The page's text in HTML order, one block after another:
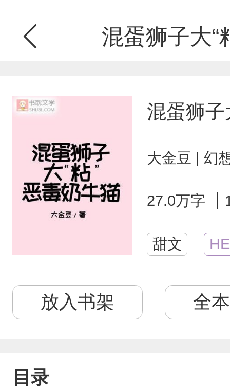
混蛋狮子大“
混蛋狮子
大金豆 | 幻
27.0万字
甜文 HE
放入书架 全
目录